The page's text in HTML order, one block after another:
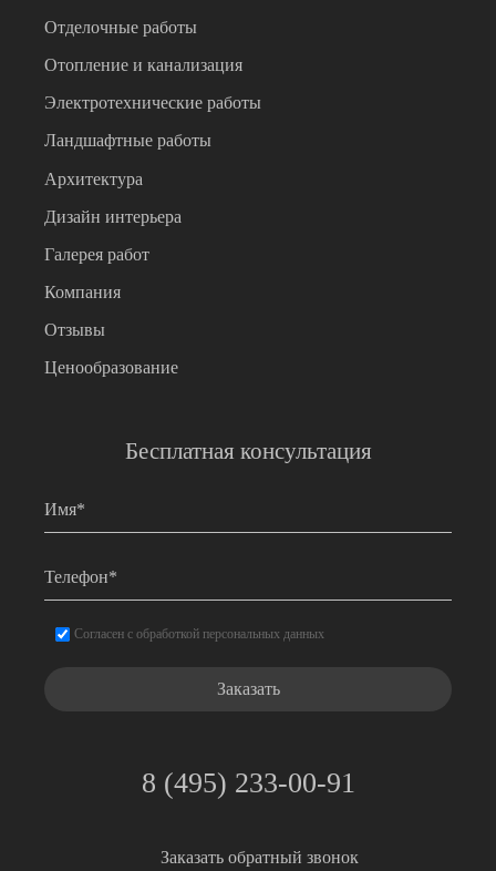
Отделочные работы
Отопление и канализация
Электротехнические работы
Ландшафтные работы
Архитектура
Дизайн интерьера
Галерея работ
Компания
Отзывы
Ценообразование
Бесплатная консультация
Согласие*
Согласен с обработкой персональных данных
8 (495) 233-00-91
Заказать обратный звонок